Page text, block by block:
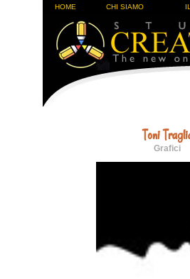
HOME CHI SIAMO
Toni
Grafici